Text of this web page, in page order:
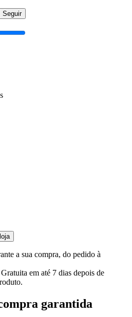
Seguir
a sua compra, do pedido à
em até 7 dias depois de
garantida